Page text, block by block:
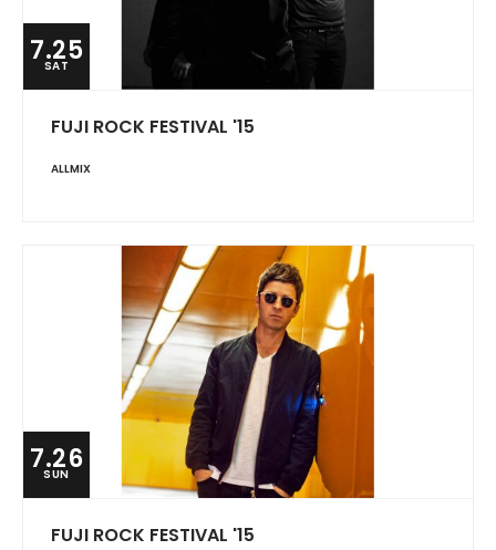
7.25
SAT
FUJI ROCK FESTIVAL '15
ALLMIX
7.26
SUN
FUJI ROCK FESTIVAL '15